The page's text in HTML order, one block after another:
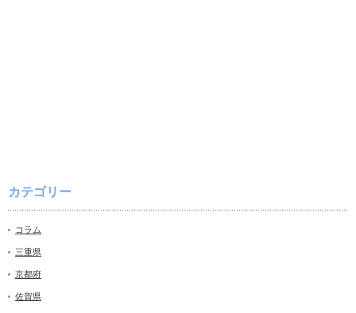
カテゴリー
コラム
三重県
京都府
佐賀県